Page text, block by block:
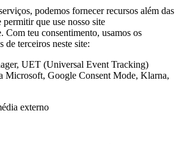
podemos fornecer recursos além das
permitir que use nosso site
Com teu consentimento, usamos os
de terceiros neste site:
UET (Universal Event Tracking)
Microsoft, Google Consent Mode, Klarna,
externo